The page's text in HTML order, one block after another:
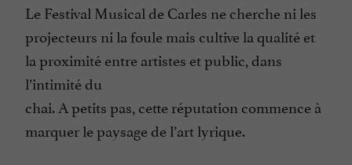
Le Festival Musical de Carles ne cherche ni les
projecteurs ni la foule mais cultive la qualité et
la proximité entre artistes et public, dans
l’intimité du
chai. A petits pas, cette réputation commence à
marquer le paysage de l’art lyrique.